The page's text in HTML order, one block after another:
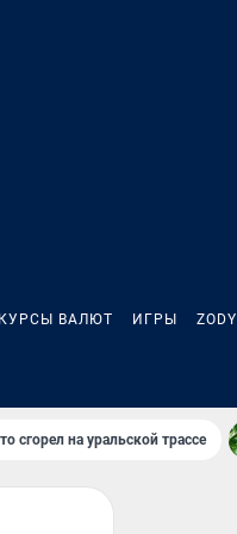
ВАЛЮТ ИГРЫ ZODY
сгорел на уральской трассе